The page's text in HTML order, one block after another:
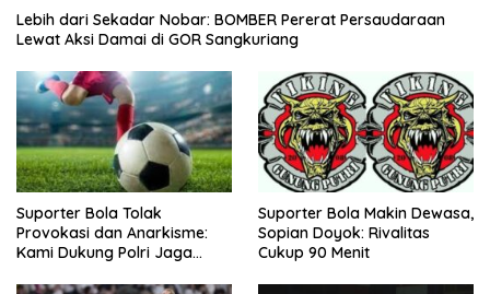
Lebih dari Sekadar Nobar: BOMBER Pererat Persaudaraan
Lewat Aksi Damai di GOR Sangkuriang
Suporter Bola Tolak
Provokasi dan Anarkisme:
Kami Dukung Polri Jaga
Suporter Bola Makin Dewasa,
Sopian Doyok: Rivalitas
Cukup 90 Menit